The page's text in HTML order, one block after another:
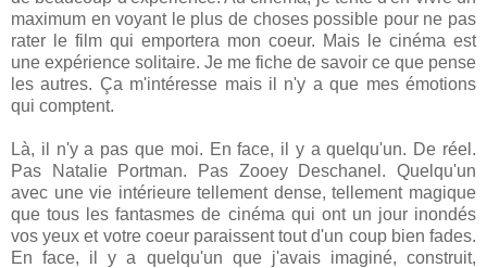
maximum en voyant le plus de choses possible pour ne pas
rater le film qui emportera mon coeur. Mais le cinéma est
une expérience solitaire. Je me fiche de savoir ce que pense
les autres. Ça m'intéresse mais il n'y a que mes émotions
qui comptent.
Là, il n'y a pas que moi. En face, il y a quelqu'un. De réel.
Pas Natalie Portman. Pas Zooey Deschanel. Quelqu'un
avec une vie intérieure tellement dense, tellement magique
que tous les fantasmes de cinéma qui ont un jour inondés
vos yeux et votre coeur paraissent tout d'un coup bien fades.
En face, il y a quelqu'un que j'avais imaginé, construit,